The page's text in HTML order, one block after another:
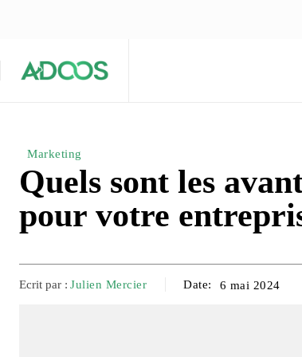
Marketing
Quels sont les
pour votre
Ecrit par : Julien Mercier Date: 6 mai 2024